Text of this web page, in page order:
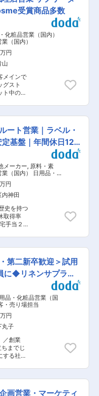
当に美味
志向が浸
はシステ
おり、各
■組
、アイ
風、組織
い意味で
を行っ
い」「自
」「顧
たい」
たい」
い！ ■
メーカー
ロフェッ
のプライ
当に美味
志向が浸
東海・九
クラ、プ
ニ 他 ■
お客様
となるの
、 人々
けにい
とした社
年間休日
休日な
ってお
である為
ていま
サービス
のサポ
札幌〜
勢を整え
り長いお
支持を
ド面だけ
シエな
ムによる
ソフト
ます。
トマシ
マシン等
おりま
の幅を広
る業務
受賞商品多数
化粧品営業（国内）
（国内）
円
山
メインで
スト
ト中の商
はメンバ
、広告な
／販売店
商品の紹
存顧客
よって左
をご担
を想定
や商品
京の営
マンで行
に同行
、６ヶ
になり
が48
の方も
いる方が
以上を
マさん
応じて柔
前後の若
ている
があ
宅勤務
メブラン
経験やコ
を確保
ート営業｜ラベル・
基盤｜年間休日120
メーカー, 原料・素
（国内） 日用品・化
）
円
神田
史を持つ
取得率
手当２万
ルドラベ
新商品の
なお客様
ン、ユニ
等 ＜
ビニやス
される 〇
関われ
ことで
独自の
〇営業
ナーを
を入れて
の紹介
する場合
第二新卒歓迎＞試用
に◆リネンサプライ
品・化粧品営業（国
・売り場担当
円
丸子
／創業
までじ
する社
グ付きで
務
画営業・マーケティ